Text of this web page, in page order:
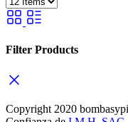
Filter Products
Copyright 2020